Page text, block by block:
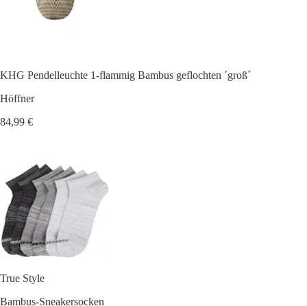
KHG Pendelleuchte 1-flammig Bambus geflochten ´groß´
Höffner
84,99 €
True Style
Bambus-Sneakersocken